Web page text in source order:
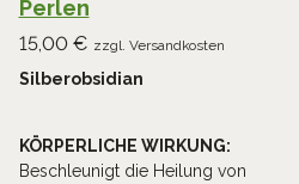
Perlen
15,00 € zzgl. Versandkosten
Silberobsidian
KÖRPERLICHE WIRKUNG:
Beschleunigt die Heilung von